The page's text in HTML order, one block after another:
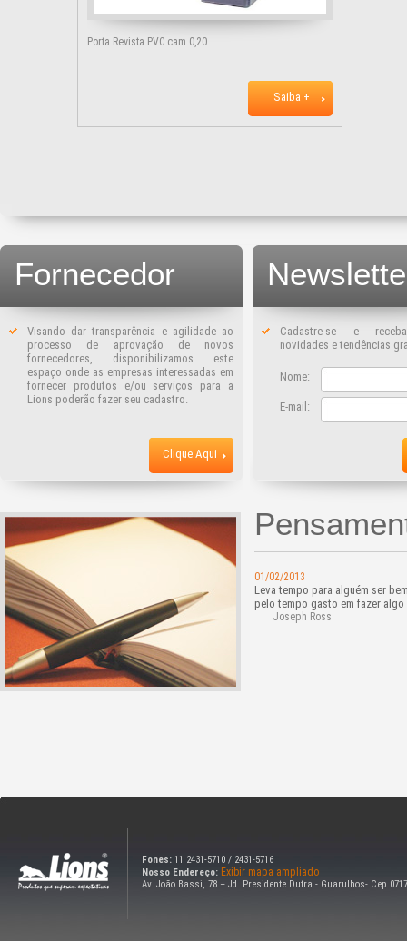
Porta Revista PVC cam.0,20
Saiba +
Fornecedor
Visando dar transparência e agilidade ao
processo de aprovação de novos
fornecedores, disponibilizamos este
espaço onde as empresas interessadas em
fornecer produtos e/ou serviços para a
Lions poderão fazer seu cadastro.
Clique Aqui
Cadastre-se e
novidades e tendências
Nome:
E-mail:
01/02/2013
Leva tempo para alguém ser
pelo tempo gasto em fazer
Joseph Ross
Fones: 11 2431-5710 / 2431-5716
Nosso Endereço: Exibir mapa ampliado
Av. João Bassi, 78 – Jd. Presidente Dutra - Guarulhos- Cep